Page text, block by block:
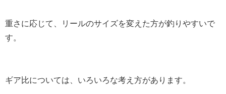
重さに応じて、リールのサイズを変えた方が釣りやすいで
す。
ギア比については、いろいろな考え方があります。